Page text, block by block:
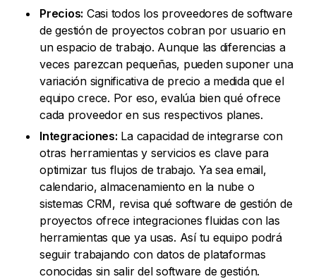
Precios: Casi todos los proveedores de software
de gestión de proyectos cobran por usuario en
un espacio de trabajo. Aunque las diferencias a
veces parezcan pequeñas, pueden suponer una
variación significativa de precio a medida que el
equipo crece. Por eso, evalúa bien qué ofrece
cada proveedor en sus respectivos planes.
Integraciones: La capacidad de integrarse con
otras herramientas y servicios es clave para
optimizar tus flujos de trabajo. Ya sea email,
calendario, almacenamiento en la nube o
sistemas CRM, revisa qué software de gestión de
proyectos ofrece integraciones fluidas con las
herramientas que ya usas. Así tu equipo podrá
seguir trabajando con datos de plataformas
conocidas sin salir del software de gestión.